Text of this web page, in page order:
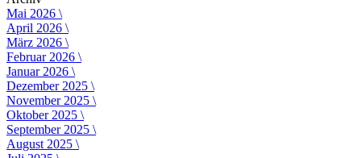
Mai 2026 \
April 2026 \
März 2026 \
Februar 2026 \
Januar 2026 \
Dezember 2025 \
November 2025 \
Oktober 2025 \
September 2025 \
August 2025 \